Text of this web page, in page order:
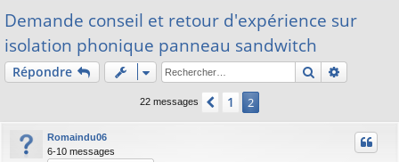
Demande conseil et retour d'expérience sur
isolation phonique panneau sandwitch
Répondre Rechercher
22 messages Précédent
1 2
Romaindu06
6-10 messages